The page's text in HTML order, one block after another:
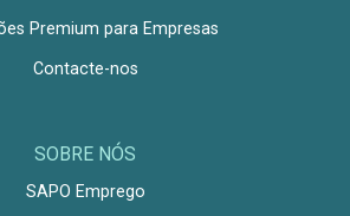
Premium para Empresas
Contacte-nos
SOBRE NÓS
SAPO Emprego